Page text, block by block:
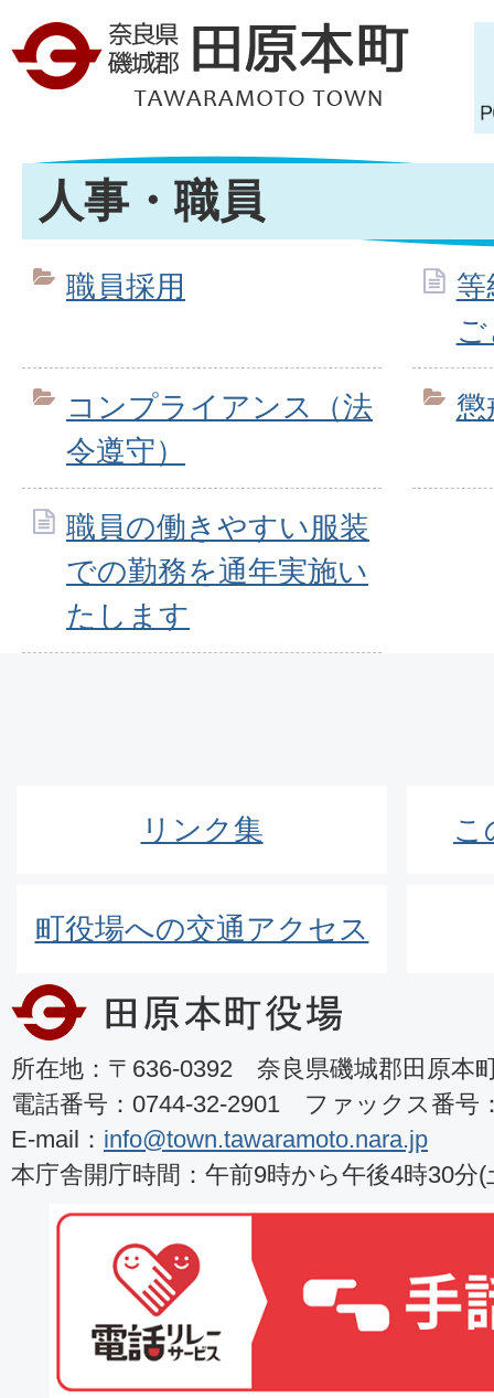
人事・職員
職員採用
等
コンプライアンス（法
令遵守）
懲
職員の働きやすい服装
での勤務を通年実施い
たします
リンク集 こ
町役場への交通アクセス
所在地：〒636-0392 奈良県磯城郡田原本
電話番号：0744-32-2901 ファックス番号
E-mail： info@town.tawaramoto.nara.jp
本庁舎開庁時間：午前9時から午後4時30分